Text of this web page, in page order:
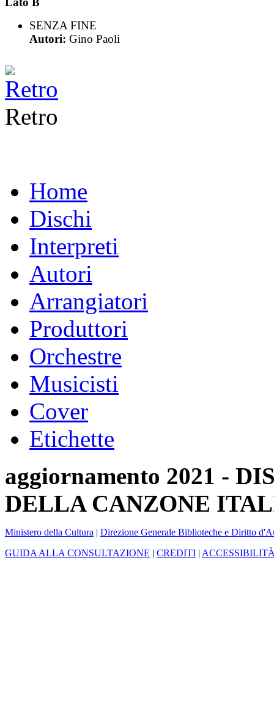
SENZA FINE
Autori: Gino Paoli
Retro
Home
Dischi
Interpreti
Autori
Arrangiatori
Produttori
Orchestre
Musicisti
Cover
Etichette
aggiornamento 2021 -
DELLA CANZONE
Ministero della Cultura | Direzione Generale Biblioteche e Diritto
GUIDA ALLA CONSULTAZIONE | CREDITI |